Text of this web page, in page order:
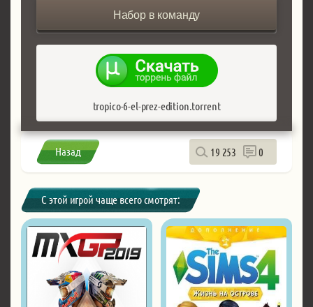
Набор в команду
tropico-6-el-prez-edition.torrent
Назад 19 253 0
С этой игрой чаще всего смотрят: